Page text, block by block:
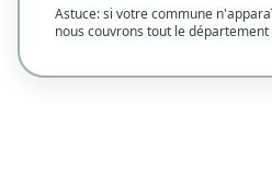
Astuce: si votre commune
nous couvrons tout le département